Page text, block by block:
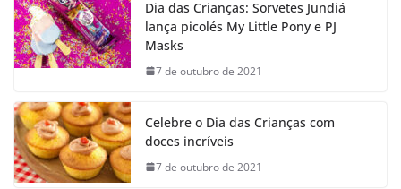
Dia das Crianças: Sorvetes Jundiá
lança picolés My Little Pony e PJ
Masks
7 de outubro de 2021
Celebre o Dia das Crianças com
doces incríveis
7 de outubro de 2021